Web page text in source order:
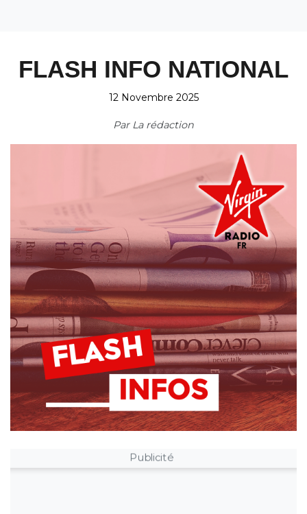
FLASH INFO NATIONAL
12 Novembre 2025
Par La rédaction
Publicité